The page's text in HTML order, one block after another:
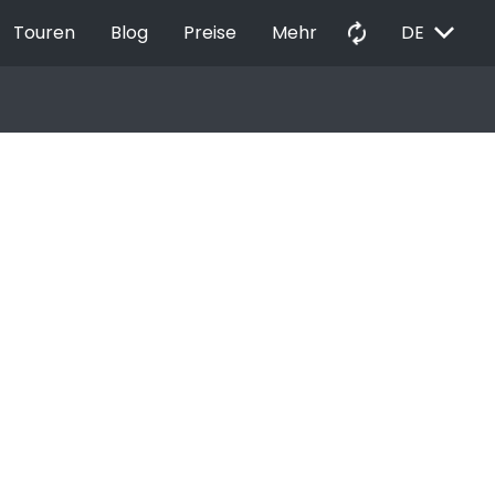
Touren Blog Preise Mehr autorenew DE EXPAND_MORE